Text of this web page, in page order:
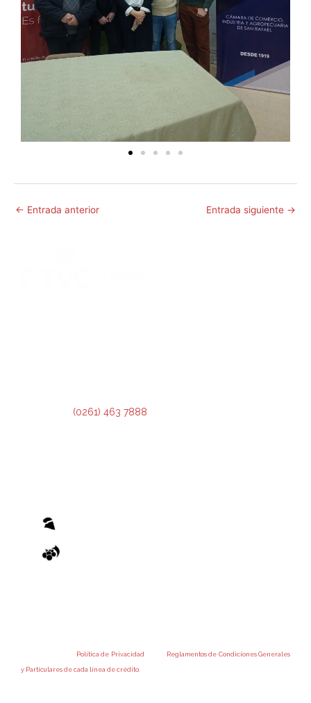
← Entrada anterior Entrada siguiente →
(0261) 463 7888
Política de Privacidad Reglamentos de Condiciones Generales
y Particulares de cada línea de crédito.